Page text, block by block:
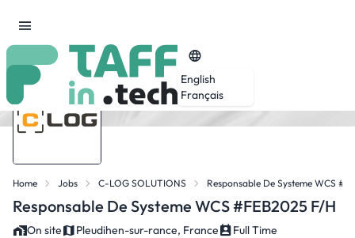
English
Français
Home Jobs C-LOG SOLUTIONS Responsable De Systeme WCS
Responsable De Systeme WCS #FEB2025 F/H
On site Pleudihen-sur-rance, France
Full Time